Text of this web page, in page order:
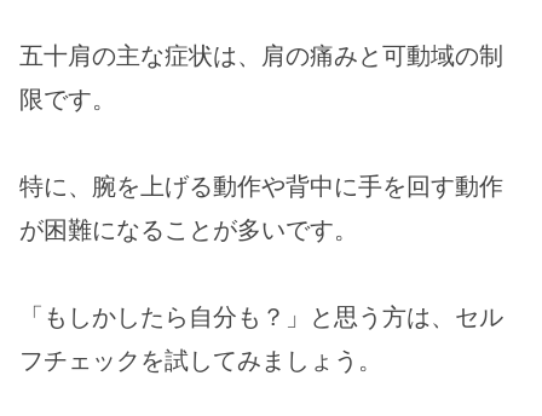
五十肩の主な症状は、肩の痛みと可動域の制
限です。
特に、腕を上げる動作や背中に手を回す動作
が困難になることが多いです。
「もしかしたら自分も？」と思う方は、セル
フチェックを試してみましょう。